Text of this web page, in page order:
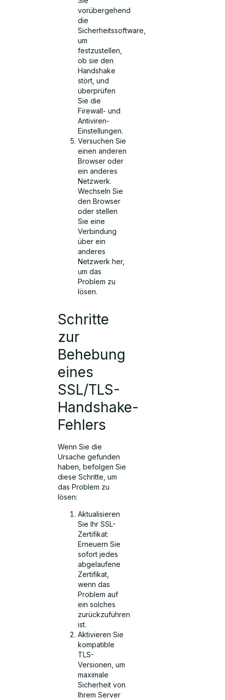
vorübergehend
die
Sicherheitssoftware,
um
festzustellen,
ob sie den
Handshake
stört, und
überprüfen
Sie die
Firewall- und
Antiviren-
Einstellungen.
Versuchen Sie
einen anderen
Browser oder
ein anderes
Netzwerk.
Wechseln Sie
den Browser
oder stellen
Sie eine
Verbindung
über ein
anderes
Netzwerk her,
um das
Problem zu
lösen.
Schritte
zur
Behebung
eines
SSL/TLS-
Handshake-
Fehlers
Wenn Sie die
Ursache gefunden
haben, befolgen Sie
diese Schritte, um
das Problem zu
lösen:
Aktualisieren
Sie Ihr SSL-
Zertifikat:
Erneuern Sie
sofort jedes
abgelaufene
Zertifikat,
wenn das
Problem auf
ein solches
zurückzuführen
ist.
Aktivieren Sie
kompatible
TLS-
Versionen, um
maximale
Sicherheit von
Ihrem Server